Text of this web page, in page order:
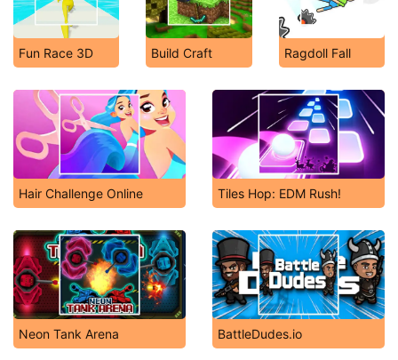
Fun Race 3D Build Craft Ragdoll Fall
Hair Challenge Online Tiles Hop: EDM Rush!
Neon Tank Arena BattleDudes.io